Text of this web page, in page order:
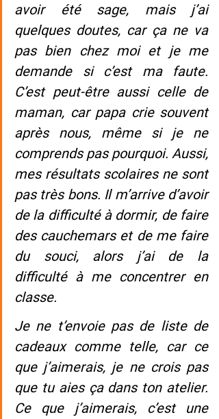
avoir été sage, mais j’ai
quelques doutes, car ça ne va
pas bien chez moi et je me
demande si c’est ma faute.
C’est peut-être aussi celle de
maman, car papa crie souvent
après nous, même si je ne
comprends pas pourquoi. Aussi,
mes résultats scolaires ne sont
pas très bons. Il m’arrive d’avoir
de la difficulté à dormir, de faire
des cauchemars et de me faire
du souci, alors j’ai de la
difficulté à me concentrer en
classe.
Je ne t’envoie pas de liste de
cadeaux comme telle, car ce
que j’aimerais, je ne crois pas
que tu aies ça dans ton atelier.
Ce que j’aimerais, c’est une